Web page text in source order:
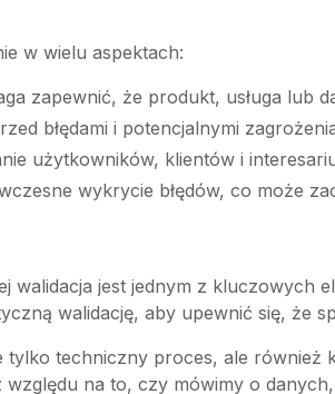
w wielu aspektach:
zapewnić, że produkt, usługa lub
błędami i potencjalnymi
użytkowników, klientów i
wykrycie błędów, co może
walidacja jest jednym z
walidację, aby upewnić się, że
tylko techniczny proces, ale
na to, czy mówimy o